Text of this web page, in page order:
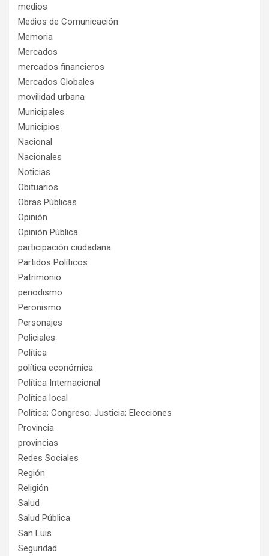
medios
Medios de Comunicación
Memoria
Mercados
mercados financieros
Mercados Globales
movilidad urbana
Municipales
Municipios
Nacional
Nacionales
Noticias
Obituarios
Obras Públicas
Opinión
Opinión Pública
participación ciudadana
Partidos Políticos
Patrimonio
periodismo
Peronismo
Personajes
Policiales
Política
política económica
Política Internacional
Política local
Política; Congreso; Justicia; Elecciones
Provincia
provincias
Redes Sociales
Región
Religión
Salud
Salud Pública
San Luis
Seguridad